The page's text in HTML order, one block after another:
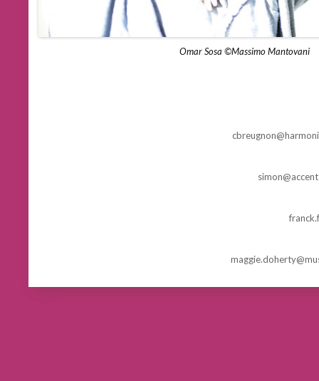
Omar Sosa ©Massimo Mantovani